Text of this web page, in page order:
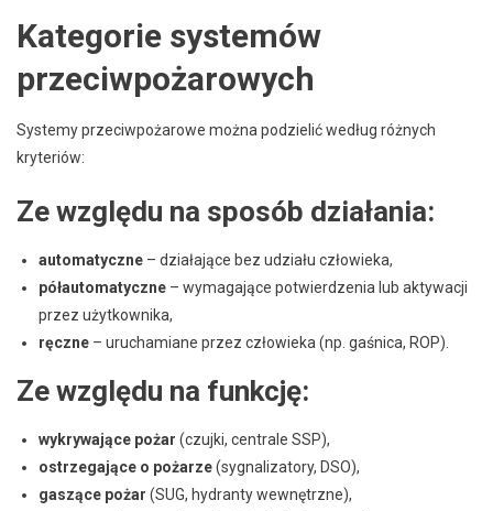
Kategorie systemów
przeciwpożarowych
Systemy przeciwpożarowe można podzielić według różnych
kryteriów:
Ze względu na sposób działania:
automatyczne – działające bez udziału człowieka,
półautomatyczne – wymagające potwierdzenia lub aktywacji
przez użytkownika,
ręczne – uruchamiane przez człowieka (np. gaśnica, ROP).
Ze względu na funkcję:
wykrywające pożar (czujki, centrale SSP),
ostrzegające o pożarze(sygnalizatory, DSO),
gaszące pożar (SUG, hydranty wewnętrzne),